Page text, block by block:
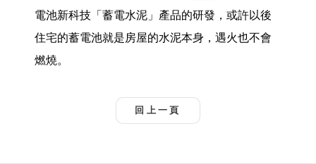
電池新科技「蓄電水泥」產品的研發，或許以後
住宅的蓄電池就是房屋的水泥本身，遇火也不會
燃燒。